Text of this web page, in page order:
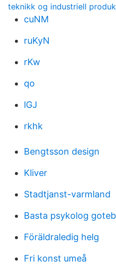
teknikk og industriell
cuNM
ruKyN
rKw
qo
lGJ
rkhk
Bengtsson design
Kliver
Stadtjanst-varmland
Basta psykolog
Föräldraledig helg
Fri konst umeå